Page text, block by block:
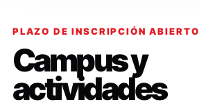
PLAZO DE INSCRIPCIÓN ABIERTO
Campus y
actividades